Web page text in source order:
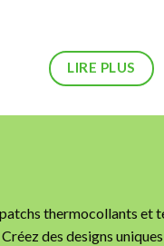
LIRE PLUS
thermocollants et
des designs